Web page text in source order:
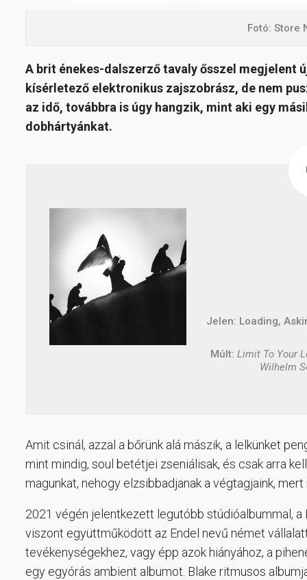
Fotó: Store
A brit énekes-dalszerző tavaly ősszel megjelent
kísérletező elektronikus zajszobrász, de nem
az idő, továbbra is úgy hangzik, mint aki egy
dobhártyánkat.
Jelen: Loading,
Múlt: Limit To Your
Wilhelm
Amit csinál, azzal a bőrünk alá mászik, a lelkünket
mint mindig, soul betétjei zseniálisak, és csak arra
magunkat, nehogy elzsibbadjanak a végtagjaink,
2021 végén jelentkezett legutóbb stúdióalbummal,
viszont együttműködött az Endel nevű német
tevékenységekhez, vagy épp azok hiányához, a
egy egyórás ambient albumot. Blake ritmusos